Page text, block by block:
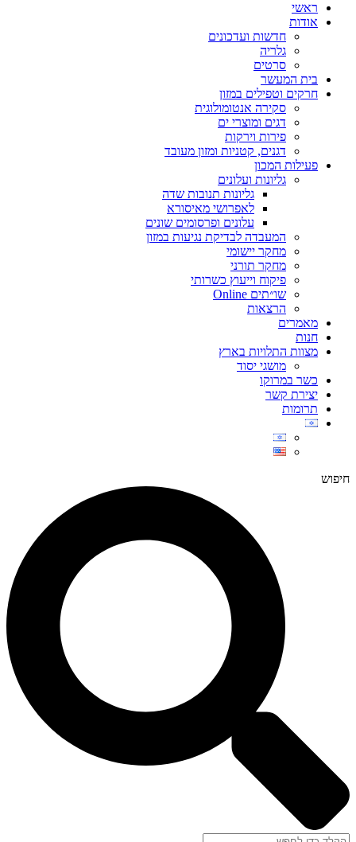
ראשי
אודות
חדשות ועדכונים
גלריה
סרטים
בית המעשר
חרקים וטפילים במזון
סקירה אנטומולוגית
דגים ומוצרי ים
פירות וירקות
דגנים, קטניות ומזון מעובד
פעילות המכון
גליונות ועלונים
גליונות תנובות שדה
לאפרושי מאיסורא
עלונים ופרסומים שונים
המעבדה לבדיקת נגיעות במזון
מחקר יישומי
מחקר תורני
פיקוח וייעוץ כשרותי
שו״תים Online
הרצאות
מאמרים
חנות
מצוות התלויות בארץ
מושגי יסוד
כשר במרוקו
יצירת קשר
תרומות
חיפוש